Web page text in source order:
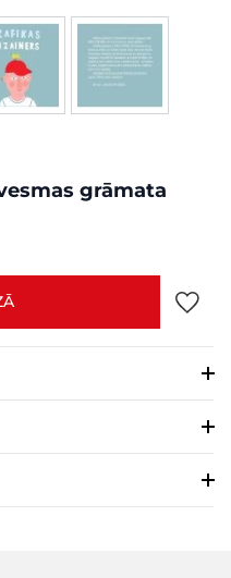
View larger imageView larger
grāmata